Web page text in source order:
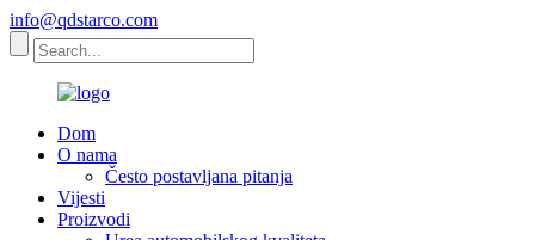
info@qdstarco.com
Dom
O nama
Često postavljana pitanja
Vijesti
Proizvodi